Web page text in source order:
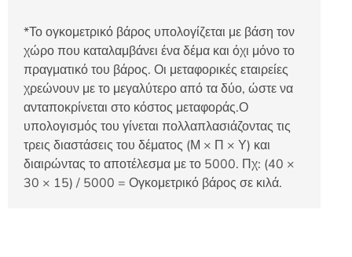
*Το ογκομετρικό βάρος υπολογίζεται με βάση τον
χώρο που καταλαμβάνει ένα δέμα και όχι μόνο το
πραγματικό του βάρος. Οι μεταφορικές εταιρείες
χρεώνουν με το μεγαλύτερο από τα δύο, ώστε να
ανταποκρίνεται στο κόστος μεταφοράς.Ο
υπολογισμός του γίνεται πολλαπλασιάζοντας τις
τρεις διαστάσεις του δέματος (Μ × Π × Υ) και
διαιρώντας το αποτέλεσμα με το 5000. Πχ: (40 ×
30 × 15) / 5000 = Ογκομετρικό βάρος σε κιλά.